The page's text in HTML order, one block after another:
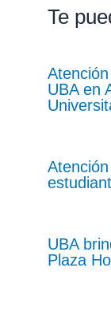
Te
UBA en
UBA
Plaza